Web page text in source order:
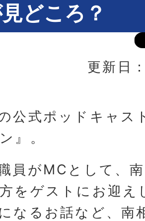
どころ？
更新日
公式ポッドキャス
』。
員がMCとして、
をゲストにお迎え
なるお話など、南